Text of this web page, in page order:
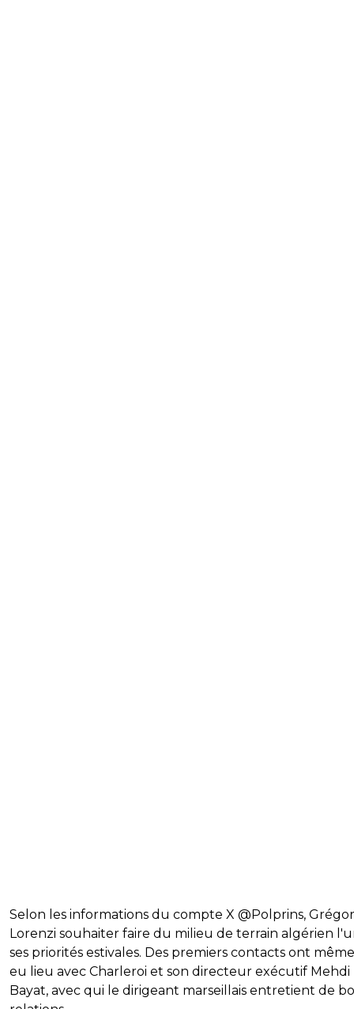
Selon les informations du compte X @Polprins,
Lorenzi souhaiter faire du milieu de terrain algérien
ses priorités estivales. Des premiers contacts ont
eu lieu avec Charleroi et son directeur exécutif Mehdi
Bayat, avec qui le dirigeant marseillais entretient de